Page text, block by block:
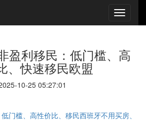
盈利移民：低门槛、高
、快速移民欧盟
10-25 05:27:01
门槛、高性价比、移民西班牙不用买房、